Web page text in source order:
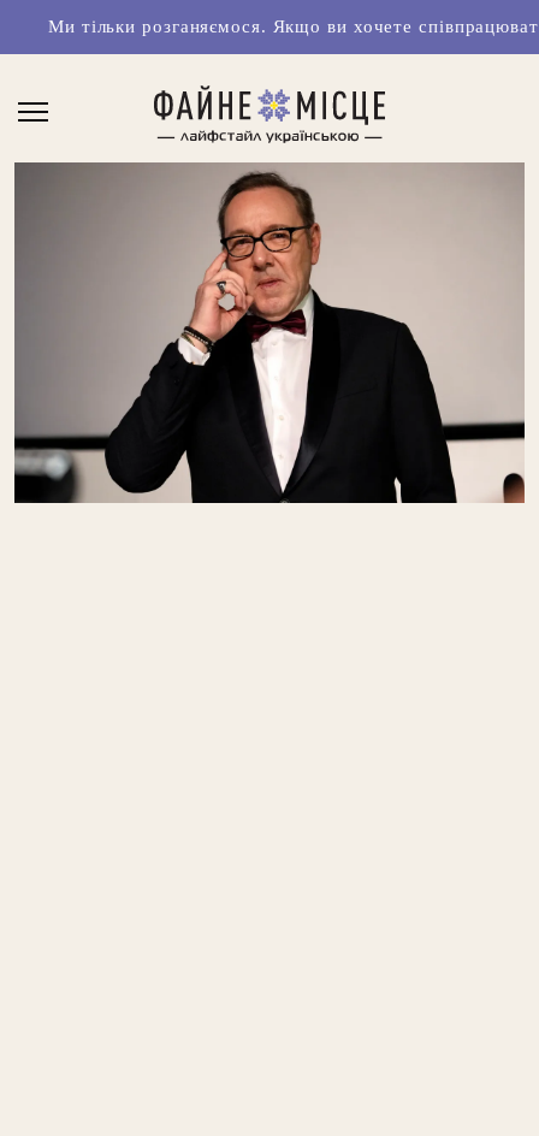
розганяємося. Якщо ви хочете співпрацювати з нами